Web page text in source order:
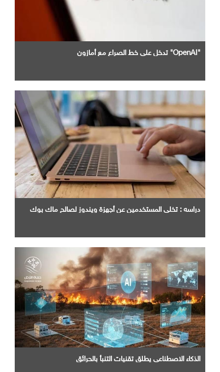
"OpenAI" تدخل علي خط الصراع مع أمازون
دراسه : تخلي المستخدمين عن أجهزة ويندوز لصالح ماك بوك
الذكاء الاصطناعي يطلق تقنيات التنبأ بالحرائق